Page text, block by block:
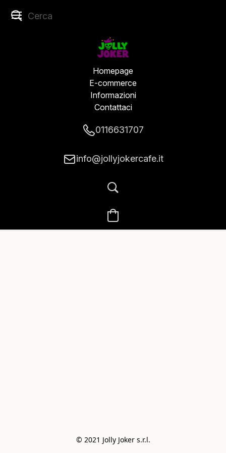
Homepage
E-commerce
Informazioni
Contattaci
0116631707
info@jollyjokercafe.it
© 2021 Jolly Joker s.r.l.